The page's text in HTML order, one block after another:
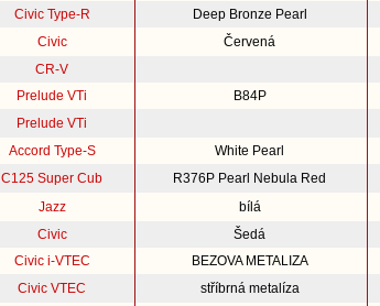
Civic Type-R Deep Bronze Pearl
Civic Červená
CR-V
Prelude VTi B84P
Prelude VTi
Accord Type-S White Pearl
C125 Super Cub R376P Pearl Nebula Red
Jazz bílá
Civic Šedá
Civic i-VTEC BEZOVA METALIZA
Civic VTEC stříbrná metalíza